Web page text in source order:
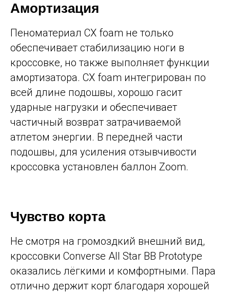
Амортизация
Пеноматериал CX foam не только
обеспечивает стабилизацию ноги в
кроссовке, но также выполняет функции
амортизатора. СX foam интегрирован по
всей длине подошвы, хорошо гасит
ударные нагрузки и обеспечивает
частичный возврат затрачиваемой
атлетом энергии. В передней части
подошвы, для усиления отзывчивости
кроссовка установлен баллон Zoom.
Чувство корта
Не смотря на громоздкий внешний вид,
кроссовки Сonverse All Star BB Prototype
оказались лёгкими и комфортными. Пара
отлично держит корт благодаря хорошей